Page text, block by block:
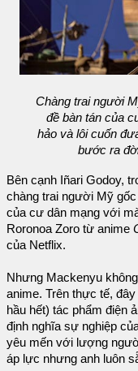
Chàng trai người
đề bàn tán của
hảo và lôi cuốn
bước ra
Bên cạnh Iñari Godoy,
chàng trai người Mỹ
của cư dân mạng với
Roronoa Zoro từ anime
của Netflix.
Nhưng Mackenyu
anime. Trên thực tế,
hầu hết) tác phẩm điện
định nghĩa sự nghiệp
yêu mến với lượng
áp lực nhưng anh luôn